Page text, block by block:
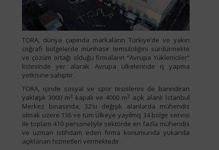
TORA, dünya çapında markaların Türkiye’de ve yakın
coğrafi bölgelerde münhasır temsilciliğini sürdürmekte
ve çözüm ortağı olduğu firmaların “Avrupa Yükleniciler”
listesinde yer alarak Avrupa ülkelerinde iş yapma
yetkisine sahiptir .
TORA, içinde sosyal ve spor tesislerini de barındıran
yaklaşık 3000 m2 kapalı ve 4000 m2 açık alanlı İstanbul
Merkez binasında, 32’si değişik alanlarda mühendis
olmak üzere 136 ve tüm Ülkeye yayılmış 34 bölge servisi
ile toplam 410 personeliyle sektörde en fazla mühendis
ve uzman istihdam eden firma konumunda yukarıda
açıklanan hizmetleri vermektedir.